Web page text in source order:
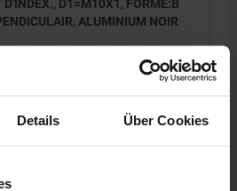
Details Über Cookies
D'INDEX., D1=M10X1, FORME:B
ALUMINIUM NOIR